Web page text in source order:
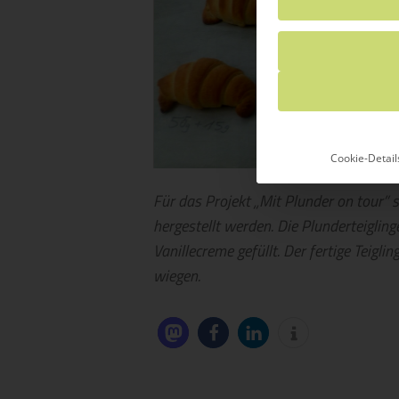
Für das Projekt „Mit Plunder on tour”
hergestellt werden. Die
Vanillecreme gefüllt. Der fertige
wiegen.
Cookie-